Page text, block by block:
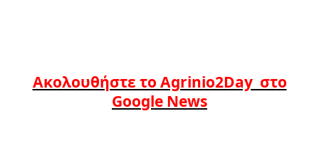
Ακολουθήστε το Agrinio2Day στο
Google News